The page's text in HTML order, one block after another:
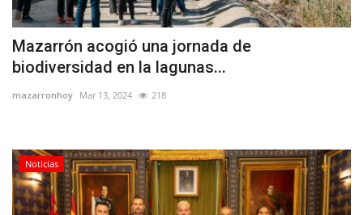
Empresas
Mazarrón acogió una jornada de
biodiversidad en la lagunas...
mazarronhoy Mar 13, 2024 218
Noticias